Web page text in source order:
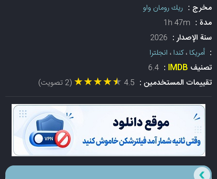
مخرج : ريك رومان واو
مدة : 1h 47m
سنة الإصدار : 2026
:أمريكا،كندا، انجلترا
تصنيف IMDB
:
6.4
تقييمات المستخدمين : 4.5
★★★★★
★★★★★ (2 تصويت)